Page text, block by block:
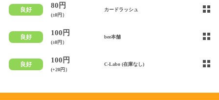
良好
80円
(±0円）
カードラッシュ
良好
100円
(±0円）
bee本舗
良好
100円
(+20円）
C-Labo (在庫なし)